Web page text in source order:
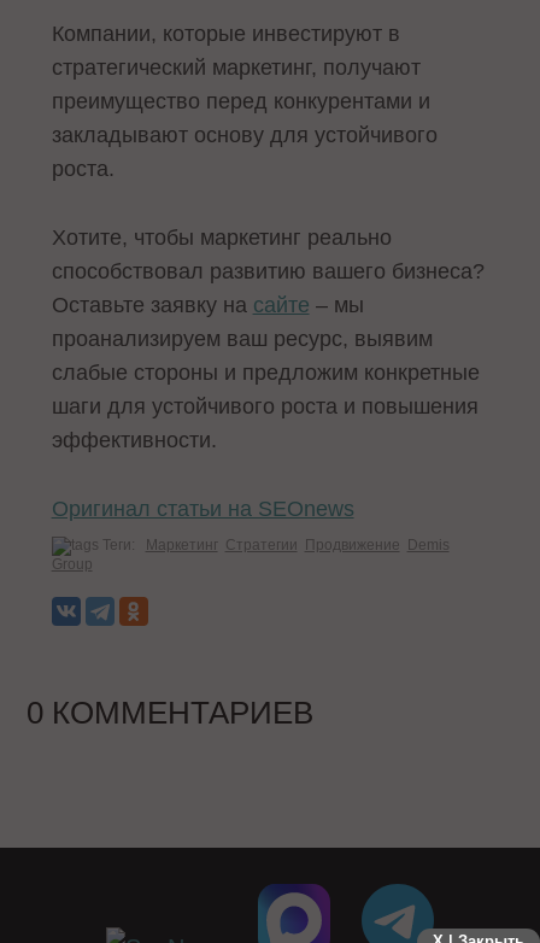
Компании, которые инвестируют в
стратегический маркетинг, получают
преимущество перед конкурентами и
закладывают основу для устойчивого
роста.
Хотите, чтобы маркетинг реально
способствовал развитию вашего бизнеса?
Оставьте заявку на сайте – мы
проанализируем ваш ресурс, выявим
слабые стороны и предложим конкретные
шаги для устойчивого роста и повышения
эффективности.
Оригинал статьи на SEOnews
Теги: Маркетинг Стратегии Продвижение Demis
Group
0 КОММЕНТАРИЕВ